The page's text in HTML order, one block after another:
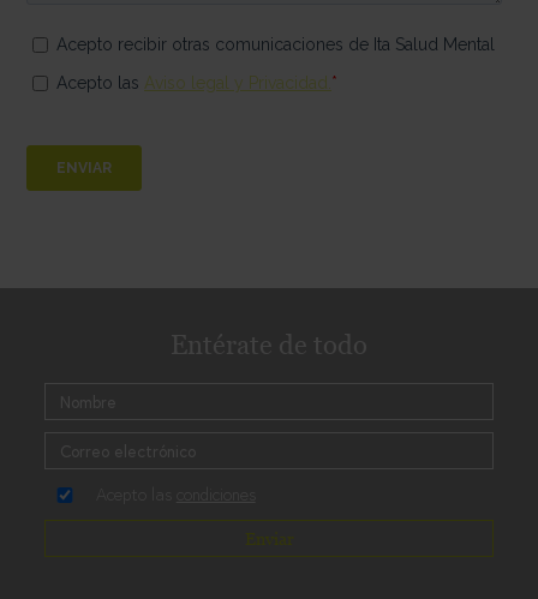
Entérate de todo
Enviar